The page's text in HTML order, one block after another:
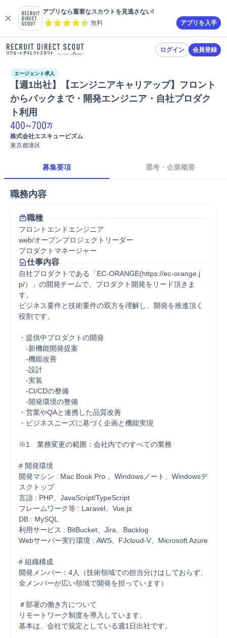
アプリなら重要なスカウトを見逃さない!
無料
アプリを入手
ログイン 会員登録
エージェント求人
【週1出社】【エンジニアキャリアップ】フロント
からバックまで・開発エンジニア・自社プロダク
ト利用
400~700万
株式会社エスキュービズム
東京都港区
募集要項 選考・企業概要
職務内容
職種
フロントエンドエンジニア
web/オープンプロジェクトリーダー
プロダクトマネージャー
仕事内容
自社プロダクトである「EC-ORANGE(https://ec-orange.j
p/）」の開発チームで、プロダクト開発をリード頂きま
す。
ビジネス要件と技術要件の双方を理解し、開発を推進頂く
役割です。
・提供中プロダクトの開発
-新機能開発提案
-機能改善
-設計
-実装
-CI/CDの整備
-開発環境の整備
・営業やQAと連携した品質改善
・ビジネスニーズに基づく企画と機能実現
※1　業務変更の範囲：会社内でのすべての業務
# 開発環境
開発マシン : Mac Book Pro 、Windowsノート、Windowsデ
スクトップ
言語 : PHP、JavaScript/TypeScript
フレームワーク等 : Laravel、Vue.js
DB : MySQL
利用サービス : BitBucket、Jira、Backlog
Webサーバー実行環境 : AWS、FJcloud-V、Microsoft Azure
# 組織構成
開発メンバー：4人（技術領域での担当分けはしておらず、
全メンバーが広い領域で開発を担っています）
＃部署の働き方について
リモートワーク制度を導入しています。
基本は、会社で規定としている週1日出社です。